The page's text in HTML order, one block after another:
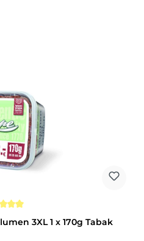
3XL 1 x 170g Tabak